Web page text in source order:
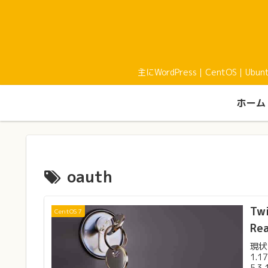
主にWordPress｜CentOS｜
ホーム
oauth
CentOS 7
現